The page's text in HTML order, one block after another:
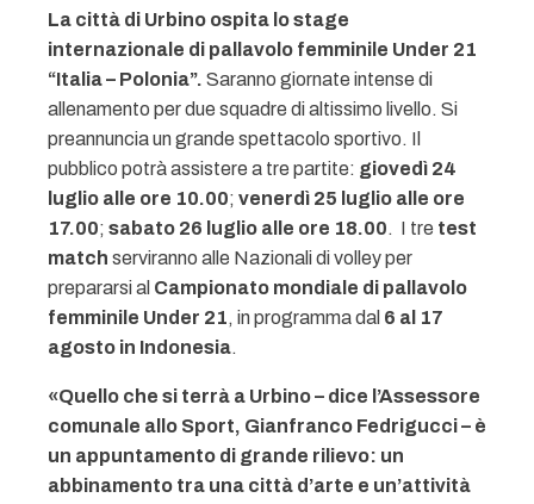
La città di Urbino ospita lo stage
internazionale di pallavolo femminile Under 21
“Italia – Polonia”. Saranno giornate intense di
allenamento per due squadre di altissimo livello. Si
preannuncia un grande spettacolo sportivo. Il
pubblico potrà assistere a tre partite: giovedì 24
luglio alle ore 10.00; venerdì 25 luglio alle ore
17.00; sabato 26 luglio alle ore 18.00. I tre test
match serviranno alle Nazionali di volley per
prepararsi al Campionato mondiale di pallavolo
femminile Under 21, in programma dal 6 al 17
agosto in Indonesia.
«Quello che si terrà a Urbino – dice l’Assessore
comunale allo Sport, Gianfranco Fedrigucci – è
un appuntamento di grande rilievo: un
abbinamento tra una città d’arte e un’attività